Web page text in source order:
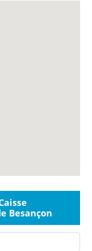
Besançon